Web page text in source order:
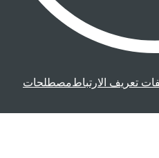
تعريف الارتباطمصطلحات